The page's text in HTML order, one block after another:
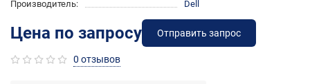
Производитель:
Dell
Цена по запросу Отправить запрос
0 отзывов